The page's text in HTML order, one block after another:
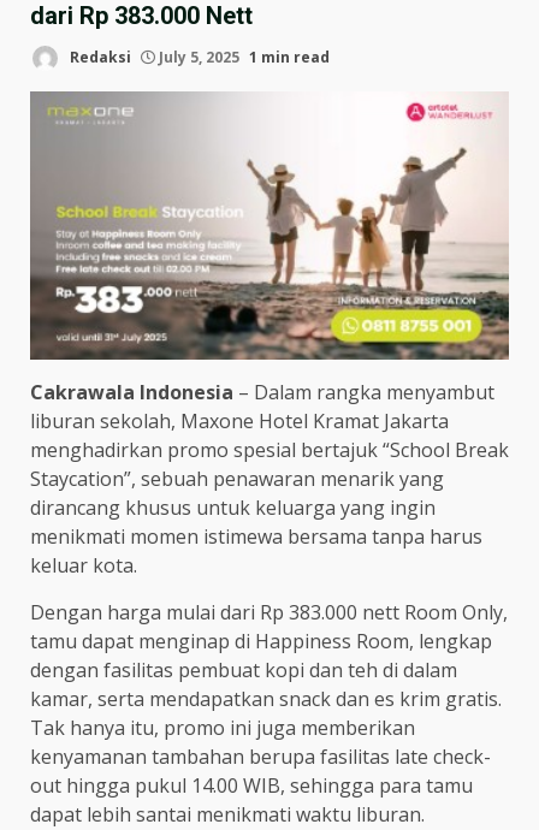
dari Rp 383.000 Nett
Redaksi July 5, 2025 1 min read
Cakrawala Indonesia – Dalam rangka menyambut
liburan sekolah, Maxone Hotel Kramat Jakarta
menghadirkan promo spesial bertajuk “School Break
Staycation”, sebuah penawaran menarik yang
dirancang khusus untuk keluarga yang ingin
menikmati momen istimewa bersama tanpa harus
keluar kota.
Dengan harga mulai dari Rp 383.000 nett Room Only,
tamu dapat menginap di Happiness Room, lengkap
dengan fasilitas pembuat kopi dan teh di dalam
kamar, serta mendapatkan snack dan es krim gratis.
Tak hanya itu, promo ini juga memberikan
kenyamanan tambahan berupa fasilitas late check-
out hingga pukul 14.00 WIB, sehingga para tamu
dapat lebih santai menikmati waktu liburan.